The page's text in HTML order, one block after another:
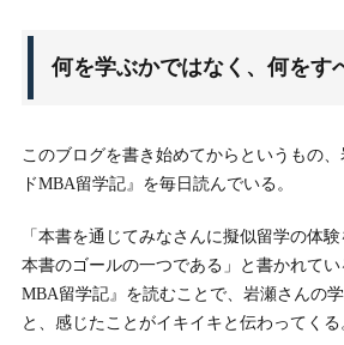
3. 留学に行くならばリスクを取るべし
何を学ぶかではなく、何をす
このブログを書き始めてからというもの
ドMBA留学記』を毎日読んでいる。
「本書を通じてみなさんに擬似留学の体験
本書のゴールの一つである」と書かれて
MBA留学記』を読むことで、岩瀬さんの
と、感じたことがイキイキと伝わってくる